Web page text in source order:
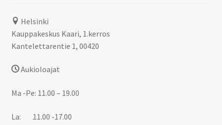
Helsinki
Kauppakeskus Kaari, 1.kerros
Kantelettarentie 1, 00420
Aukioloajat
Ma -Pe: 11.00 – 19.00
La: 11.00 -17.00